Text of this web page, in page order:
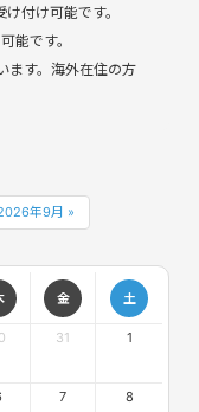
付け可能です。
能です。
ます。海外在住の方
年9月 »
金 土
31 1
7 8